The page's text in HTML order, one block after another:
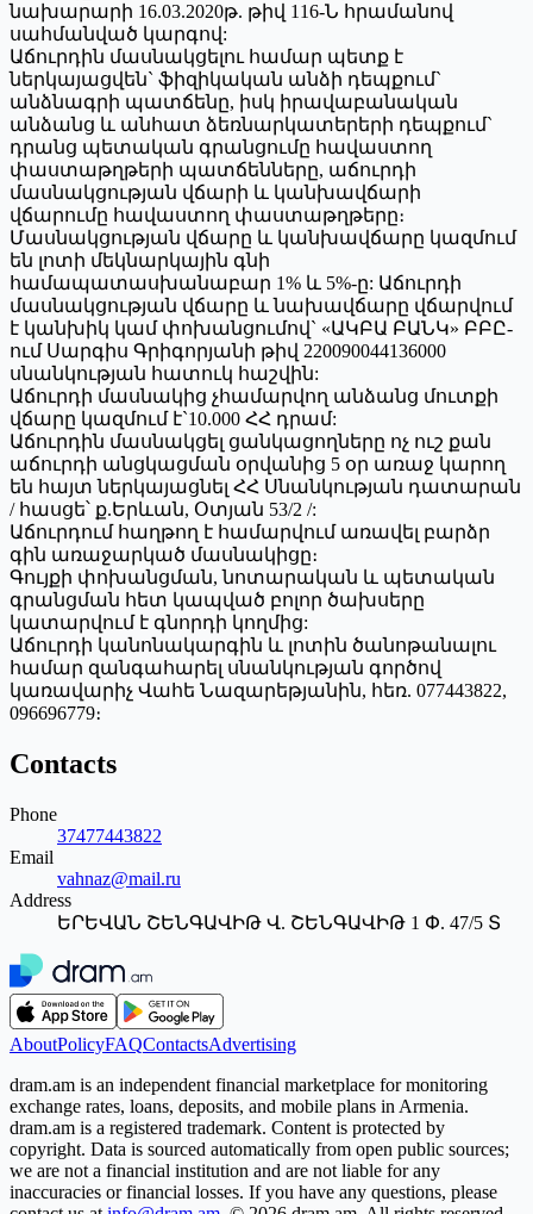
նախարարի 16.03.2020թ. թիվ 116-Ն հրամանով
սահմանված կարգով:
Աճուրդին մասնակցելու համար պետք է
ներկայացվեն` ֆիզիկական անձի դեպքում`
անձնագրի պատճենը, իսկ իրավաբանական
անձանց և անհատ ձեռնարկատերերի դեպքում`
դրանց պետական գրանցումը հավաստող
փաստաթղթերի պատճենները, աճուրդի
մասնակցության վճարի և կանխավճարի
վճարումը հավաստող փաստաթղթերը։
Մասնակցության վճարը և կանխավճարը կազմում
են լոտի մեկնարկային գնի
համապատասխանաբար 1% և 5%-ը: Աճուրդի
մասնակցության վճարը և նախավճարը վճարվում
է կանխիկ կամ փոխանցումով` «ԱԿԲԱ ԲԱՆԿ» ԲԲԸ-
ում Սարգիս Գրիգորյանի թիվ 220090044136000
սնանկության հատուկ հաշվին:
Աճուրդի մասնակից չհամարվող անձանց մուտքի
վճարը կազմում է`10.000 ՀՀ դրամ:
Աճուրդին մասնակցել ցանկացողները ոչ ուշ քան
աճուրդի անցկացման օրվանից 5 օր առաջ կարող
են հայտ ներկայացնել ՀՀ Սնանկության դատարան
/ հասցե՝ ք.Երևան, Օտյան 53/2 /:
Աճուրդում հաղթող է համարվում առավել բարձր
գին առաջարկած մասնակիցը։
Գույքի փոխանցման, նոտարական և պետական
գրանցման հետ կապված բոլոր ծախսերը
կատարվում է գնորդի կողմից:
Աճուրդի կանոնակարգին և լոտին ծանոթանալու
համար զանգահարել սնանկության գործով
կառավարիչ Վահե Նազարեթյանին, հեռ. 077443822,
096696779։
Contacts
Phone
37477443822
Email
vahnaz@mail.ru
Address
ԵՐԵՎԱՆ ՇԵՆԳԱՎԻԹ Վ. ՇԵՆԳԱՎԻԹ 1 Փ. 47/5 Տ
AboutPolicyFAQContactsAdvertising
dram.am is an independent financial marketplace for monitoring
exchange rates, loans, deposits, and mobile plans in Armenia.
dram.am is a registered trademark. Content is protected by
copyright. Data is sourced automatically from open public sources;
we are not a financial institution and are not liable for any
inaccuracies or financial losses. If you have any questions, please